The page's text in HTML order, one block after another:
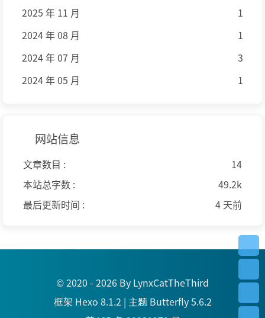
2025 年 11 月
1
2024 年 08 月
1
2024 年 07 月
3
2024 年 05 月
1
网站信息
文章数目 :
14
本站总字数 :
49.2k
最后更新时间 :
4 天前
© 2020 - 2026 By LynxCatTheThird
框架 Hexo 8.1.2 | 主题 Butterfly 5.6.2